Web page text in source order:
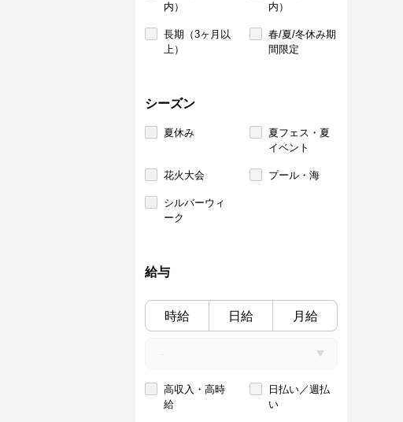
内）
内）
長期（3ヶ月以
上）
春/夏/冬休み期
間限定
シーズン
夏休み
夏フェス・夏
イベント
花火大会 プール・海
シルバーウィ
ーク
給与
時給 日給 月給
高収入・高時
給
日払い／週払
い